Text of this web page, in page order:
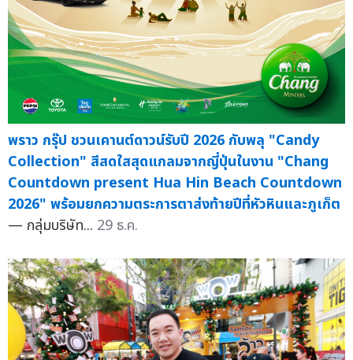
พราว กรุ๊ป ชวนเคานต์ดาวน์รับปี 2026 กับพลุ "Candy
Collection" สีสดใสสุดแกลมจากญี่ปุ่นในงาน "Chang
Countdown present Hua Hin Beach Countdown
2026" พร้อมยกความตระการตาส่งท้ายปีที่หัวหินและภูเก็ต
— กลุ่มบริษัท... 29 ธ.ค.